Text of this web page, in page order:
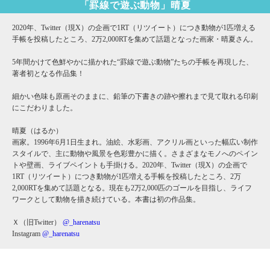
「罫線で遊ぶ動物」晴夏
2020年、Twitter（現X）の企画で1RT（リツイート）につき動物が1匹増える
手帳を投稿したところ、2万2,000RTを集めて話題となった画家・晴夏さん。
5年間かけて色鮮やかに描かれた“罫線で遊ぶ動物”たちの手帳を再現した、
著者初となる作品集！
細かい色味も原画そのままに、鉛筆の下書きの跡や擦れまで見て取れる印刷
にこだわりました。
晴夏（はるか）
画家。1996年6月1日生まれ。油絵、水彩画、アクリル画といった幅広い制作
スタイルで、主に動物や風景を色彩豊かに描く。さまざまなモノへのペイン
トや壁画、ライブペイントも手掛ける。2020年、Twitter（現X）の企画で
1RT（リツイート）につき動物が1匹増える手帳を投稿したところ、2万
2,000RTを集めて話題となる。現在も2万2,000匹のゴールを目指し、ライフ
ワークとして動物を描き続けている。本書は初の作品集。
Ｘ（旧Twitter） @_harenatsu
Instagram @_harenatsu